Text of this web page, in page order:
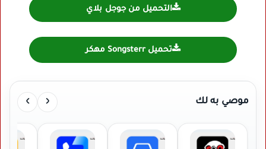
التحميل من جوجل بلاي
تحميل Songsterr مهكر
موصي به لك ‹
›